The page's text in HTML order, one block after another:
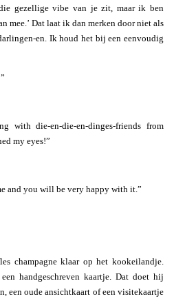
gezellige vibe van je zit, maar ik ben
mee.’ Dat laat ik dan merken door niet als
en. Ik houd het bij een eenvoudig
with die-en-die-en-dinges-friends from
my eyes!”
and you will be very happy with it.”
champagne klaar op het kookeilandje.
handgeschreven kaartje. Dat doet hij
een oude ansichtkaart of een visitekaartje